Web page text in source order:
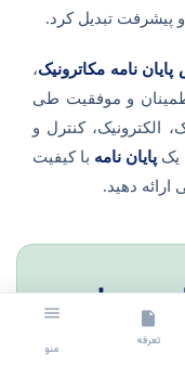
تعرفه
منو
پیشرفت تبدیل کرد.
نامه مکاترونیک،
و موفقیت طی
الکترونیک، کنترل و
یک پایان نامه با کیفیت
ارائه دهید.
شما در